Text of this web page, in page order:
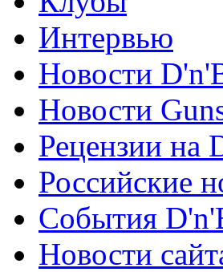
Интервью
Новости
Новости
Рецензии на
Российские
События
Новости